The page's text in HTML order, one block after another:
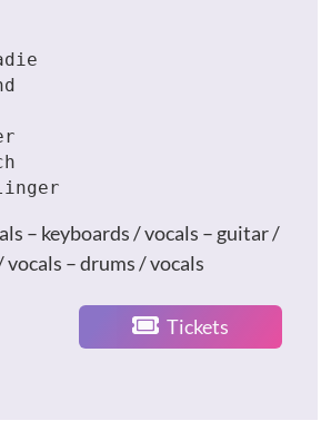
– keyboards / vocals – guitar /
vocals – drums / vocals
Tickets